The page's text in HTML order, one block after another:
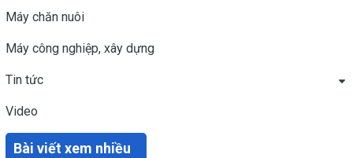
Máy chăn nuôi
Máy công nghiệp, xây dựng
Tin tức
Video
Bài viết xem nhiều